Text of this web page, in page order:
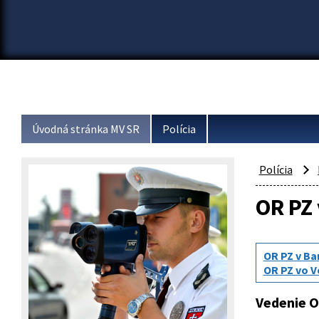
Úvodná stránka MV SR Polícia
Polícia
OR
OR PZ v
OR PZ vo
Vedenie